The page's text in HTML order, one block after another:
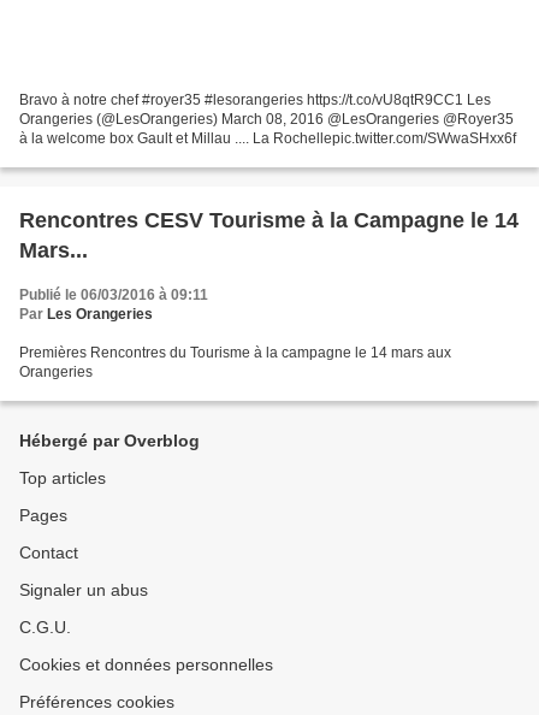
Bravo à notre chef #royer35 #lesorangeries https://t.co/vU8qtR9CC1 Les
Orangeries (@LesOrangeries) March 08, 2016 @LesOrangeries @Royer35
à la welcome box Gault et Millau .... La Rochellepic.twitter.com/SWwaSHxx6f
Rencontres CESV Tourisme à la Campagne le 14
Mars...
Publié le 06/03/2016 à 09:11
Par Les Orangeries
Premières Rencontres du Tourisme à la campagne le 14 mars aux
Orangeries
Hébergé par Overblog
Top articles
Pages
Contact
Signaler un abus
C.G.U.
Cookies et données personnelles
Préférences cookies